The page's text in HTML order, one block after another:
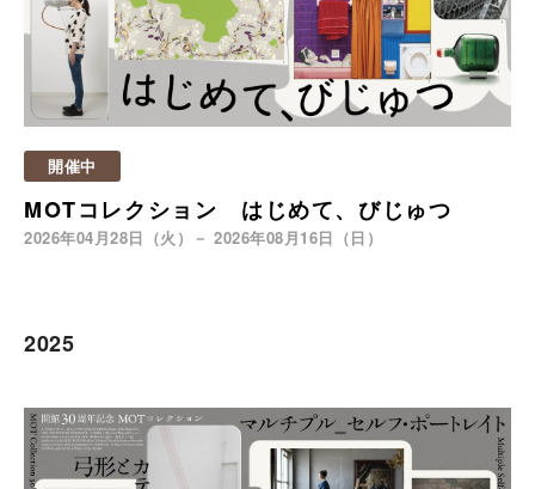
開催中
MOTコレクション はじめて、びじゅつ
2026年04月28日（火）－ 2026年08月16日（日）
2025